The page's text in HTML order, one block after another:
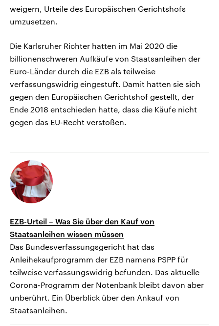
weigern, Urteile des Europäischen Gerichtshofs
umzusetzen.
Die Karlsruher Richter hatten im Mai 2020 die
billionenschweren Aufkäufe von Staatsanleihen der
Euro-Länder durch die EZB als teilweise
verfassungswidrig eingestuft. Damit hatten sie sich
gegen den Europäischen Gerichtshof gestellt, der
Ende 2018 entschieden hatte, dass die Käufe nicht
gegen das EU-Recht verstoßen.
EZB-Urteil – Was Sie über den Kauf von
Staatsanleihen wissen müssen
Das Bundesverfassungsgericht hat das
Anleihekaufprogramm der EZB namens PSPP für
teilweise verfassungswidrig befunden. Das aktuelle
Corona-Programm der Notenbank bleibt davon aber
unberührt. Ein Überblick über den Ankauf von
Staatsanleihen.